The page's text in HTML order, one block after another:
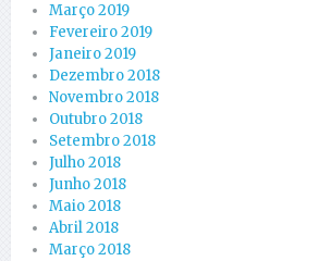
Março 2019
Fevereiro 2019
Janeiro 2019
Dezembro 2018
Novembro 2018
Outubro 2018
Setembro 2018
Julho 2018
Junho 2018
Maio 2018
Abril 2018
Março 2018